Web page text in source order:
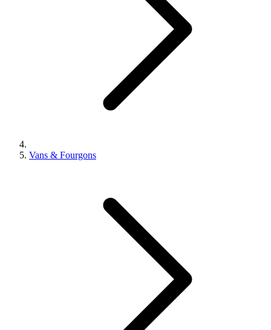
Vans & Fourgons